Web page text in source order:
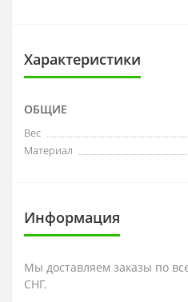
Характеристики
ОБЩИЕ
Вес
Материал
Информация
Мы доставляем заказы по
СНГ.